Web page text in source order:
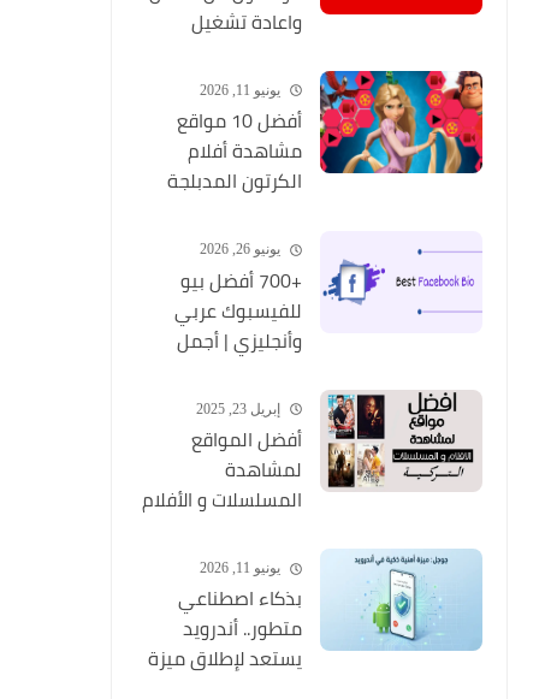
واعادة تشغيل
يونيو 11, 2026
أفضل 10 مواقع
مشاهدة أفلام
الكرتون المدبلجة
يونيو 26, 2026
+700 أفضل بيو
للفيسبوك عربي
وأنجليزي | أجمل
للفيسبوك 2026
Facebook Stylish Bio
إبريل 23, 2025
أفضل المواقع
لمشاهدة
المسلسلات و الأفلام
وبجودة عالية
يونيو 11, 2026
بذكاء اصطناعي
متطور.. أندرويد
يستعد لإطلاق ميزة